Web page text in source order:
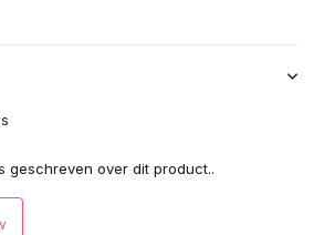
geschreven over dit product..